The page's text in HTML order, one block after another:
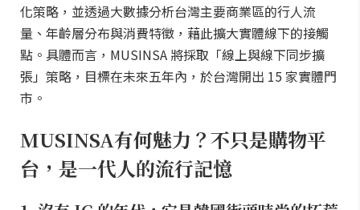
化策略，並透過大數據分析台灣主要商業區的行人流
量、年齡層分布與消費特徵，藉此擴大實體線下的接觸
點。具體而言，MUSINSA 將採取「線上與線下同步擴
張」策略，目標在未來五年內，於台灣開出 15 家實體門
市。
MUSINSA有何魅力？不只是購物平
台，是一代人的流行記憶